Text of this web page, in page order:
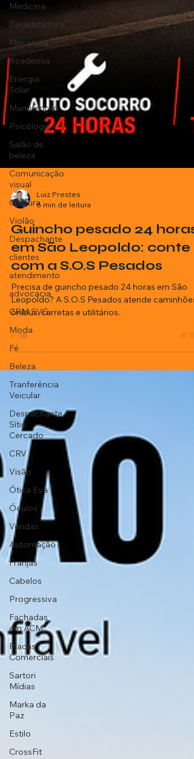
Medicina
Dedetizadora
Mecânica
Academia
Energia
Solar
Manutenção
Psicóloga
Salão de
beleza
Comunicação
visual
Costura
Violão
Despachante
clientes
atendimento
advocacia
CRM SVG
Moda
Fé
Beleza
Tranferência
Veicular
Despachante
Sítio
Cercado
CRV
Visão
Ótica Eva
Óculos
Vendas
Automação
Franjas
Cabelos
Progressiva
Fachadas
em ACM
Placas
Comerciais
Sartori
Mídias
Marka da
Paz
Estilo
CrossFit
6 min de leitura
Guincho pesado 24 horas
em São Leopoldo: conte
com a S.O.S Pesados
Precisa de guincho pesado 24 horas em São
ônibus, carretas e utilitários.